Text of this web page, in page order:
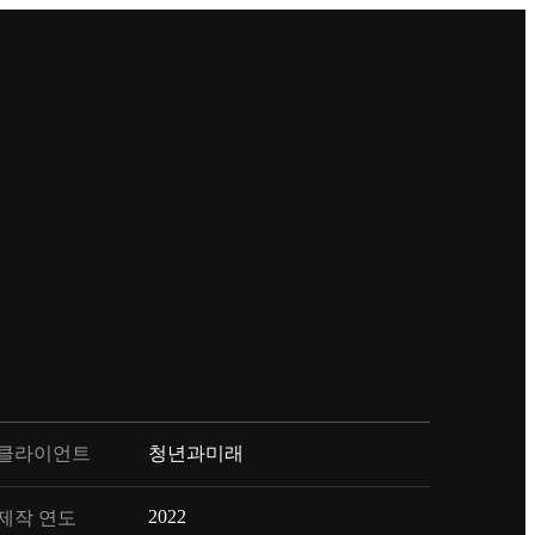
라이언트 청년과미래
작 연도 2022